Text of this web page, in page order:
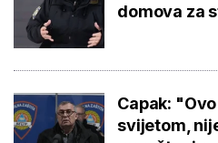
domova za
Capak:
svijetom,